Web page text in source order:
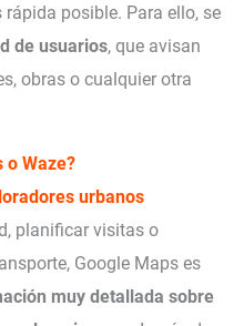
posible. Para ello, se
de usuarios, que avisan
obras o cualquier otra
o Waze?
urbanos
planificar visitas o
Google Maps es
muy detallada sobre